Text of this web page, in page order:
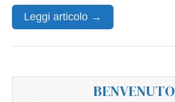
Leggi articolo →
BENVENUTO